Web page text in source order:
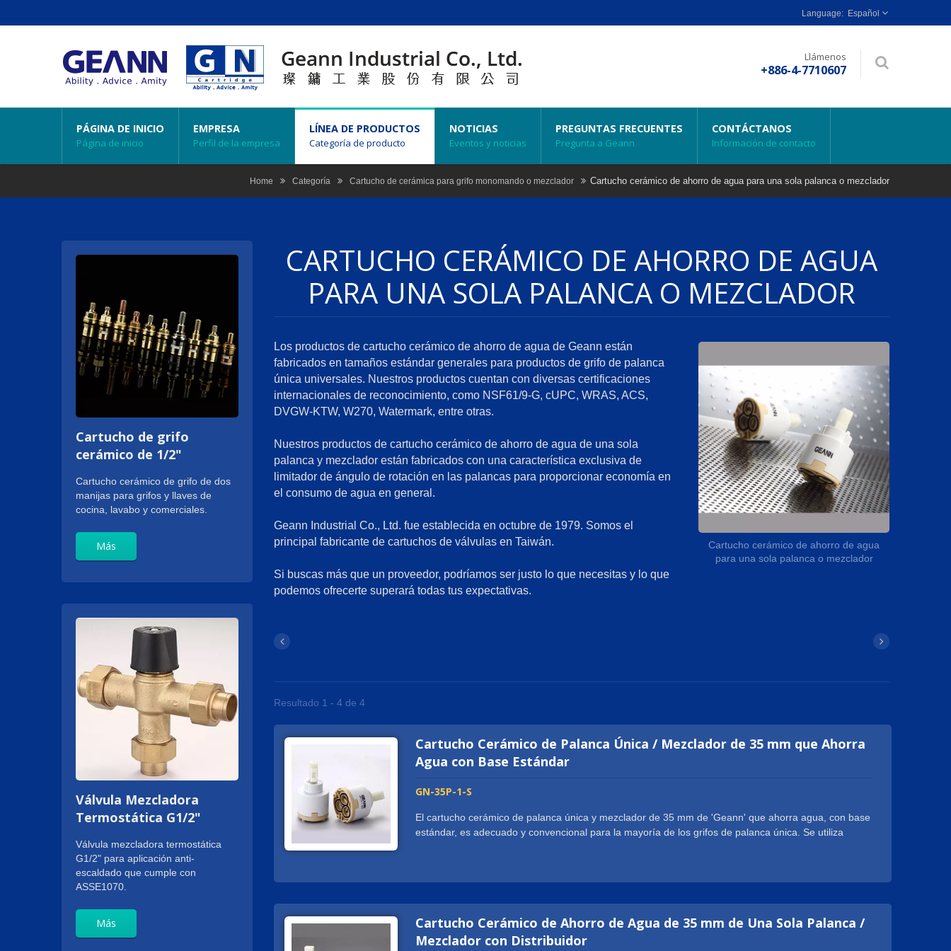
Español
Llámenos
+886-4-7710607
PÁGINA DE INICIO
Página de inicio
EMPRESA
Perfil de la empresa
LÍNEA DE PRODUCTOS
Categoría de producto
NOTICIAS
Eventos y noticias
PREGUNTAS FRECUENTES
Pregunta a Geann
CONTÁCTANOS
Información de contacto
Home Categoría Cartucho de cerámica para grifo monomando o mezclador Cartucho cerámico de ahorro de agua para una sola palanca o mezclador
Cartucho de grifo
cerámico de 1/2"
Cartucho cerámico de grifo de dos
manijas para grifos y llaves de
cocina, lavabo y comerciales.
Más
Válvula Mezcladora
Termostática G1/2"
Válvula mezcladora termostática
G1/2" para aplicación anti-
escaldado que cumple con
ASSE1070.
Más
CARTUCHO CERÁMICO DE AHORRO DE AGUA
PARA UNA SOLA PALANCA O MEZCLADOR
Cartucho cerámico de ahorro de agua
para una sola palanca o mezclador
Los productos de cartucho cerámico de ahorro de agua de Geann están
fabricados en tamaños estándar generales para productos de grifo de palanca
única universales. Nuestros productos cuentan con diversas certificaciones
internacionales de reconocimiento, como NSF61/9-G, cUPC, WRAS, ACS,
DVGW-KTW, W270, Watermark, entre otras.
Nuestros productos de cartucho cerámico de ahorro de agua de una sola
palanca y mezclador están fabricados con una característica exclusiva de
limitador de ángulo de rotación en las palancas para proporcionar economía en
el consumo de agua en general.
Geann Industrial Co., Ltd. fue establecida en octubre de 1979. Somos el
principal fabricante de cartuchos de válvulas en Taiwán.
Si buscas más que un proveedor, podríamos ser justo lo que necesitas y lo que
podemos ofrecerte superará todas tus expectativas.
Resultado 1 - 4 de 4
Cartucho Cerámico de Palanca Única / Mezclador de 35 mm que Ahorra
Agua con Base Estándar
GN-35P-1-S
El cartucho cerámico de palanca única y mezclador de 35 mm de 'Geann' que ahorra agua, con base
estándar, es adecuado y convencional para la mayoría de los grifos de palanca única. Se utiliza
de una sola manija convencionales y cuenta con una característica exclusiva con limitador de ángulo
rotativo en 3 pasos en la palanca para proporcionar economías en el consumo de agua en general.
Geann proporciona cartuchos cerámicos de palanca única y mezclador de 35 mm que ahorran agua
Cartucho Cerámico de Ahorro de Agua de 35 mm de Una Sola Palanca /
Mezclador con Distribuidor